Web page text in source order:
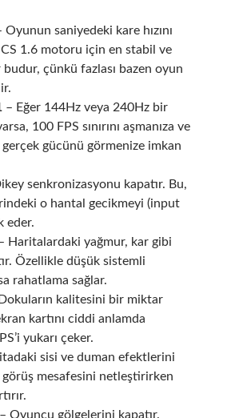
saniyedeki kare hızını
CS 1.6 motoru için en stabil ve
çünkü fazlası bazen oyun
– Eğer 144Hz veya 240Hz bir
100 FPS sınırını aşmanıza ve
gerçek gücünü görmenize imkan
senkronizasyonu kapatır. Bu,
o hantal gecikmeyi (input
eder.
Haritalardaki yağmur, kar gibi
Özellikle düşük sistemli
rahatlama sağlar.
kalitesini bir miktar
kartını ciddi anlamda
yukarı çeker.
sisi ve duman efektlerini
mesafesini netleştirirken
Oyuncu gölgelerini kapatır.